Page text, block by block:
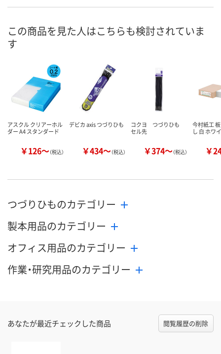
数量 数量
この商品を見た人はこちらも検討されていま
す
アスクル クリアーホル
ダー A4 スタンダード
￥126～（税込）
デビカ axis つづりひも
￥434～（税込）
コクヨ つづりひも
セル先
￥374～（税込）
今村紙工
し 白 ホワ
￥
つづりひものカテゴリー
製本用品のカテゴリー
オフィス用品のカテゴリー
作業・研究用品のカテゴリー
あなたが最近チェックした商品 閲覧履歴の削除